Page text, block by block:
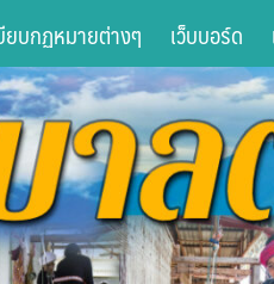
ยบกฏหมายต่างๆ เว็บบอร์ด